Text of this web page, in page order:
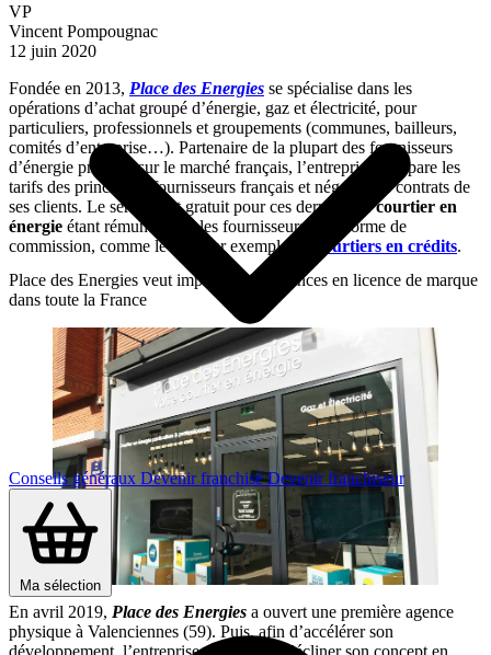
Conseils généraux Devenir franchiséDevenir franchiseur
Ma sélection
VP
Vincent Pompougnac
12 juin 2020
Fondée en 2013, Place des Energies se spécialise dans les
opérations d’achat groupé d’énergie, gaz et électricité, pour
particuliers, professionnels et groupements (communes, bailleurs,
comités d’entreprise…). Partenaire de la plupart des fournisseurs
d’énergie présents sur le marché français, l’entreprise compare les
tarifs des principaux fournisseurs français et négocie les contrats de
ses clients. Le service est gratuit pour ces derniers, lecourtier en
énergie étant rémunéré par les fournisseurs sous forme de
commission, comme le sont par exemple les
courtiers en crédits.
Place des Energies veut implanter des agences en licence de marque
dans toute la France
En avril 2019, Place des Energies a ouvert une première agence
physique à Valenciennes (59). Puis, afin d’accélérer son
développement, l’entreprise a décidé de décliner son concept en